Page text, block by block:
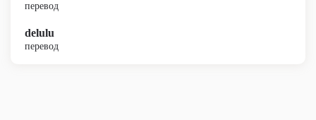
перевод
delulu
перевод